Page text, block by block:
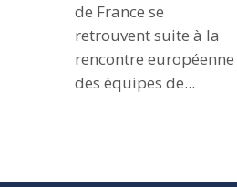
de France se
retrouvent suite à la
rencontre européenne
des équipes de...